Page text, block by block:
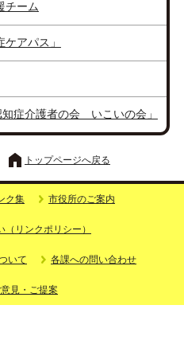
チーム
アパス」
症介護者の会 いこいの会」
トップページへ戻る
ク集 市役所のご案内
（リンクポリシー）
いて 各課への問い合わせ
見・ご提案